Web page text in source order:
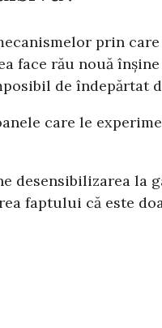
prin
face rău nouă
de îndepărtat
care le
la
faptului că este